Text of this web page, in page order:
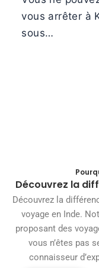
vous arrêter à
sous…
Découvrez la
Découvrez la
voyage en Inde.
proposant des
vous n’êtes pas
connaisseur